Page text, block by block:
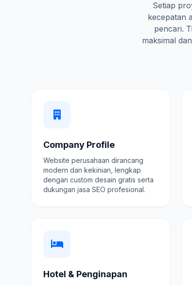
Setiap
kecepatan
pencari.
maksimal
Company Profile
Website perusahaan dirancang
modern dan kekinian, lengkap
dengan custom desain gratis serta
dukungan jasa SEO profesional.
Hotel & Penginapan